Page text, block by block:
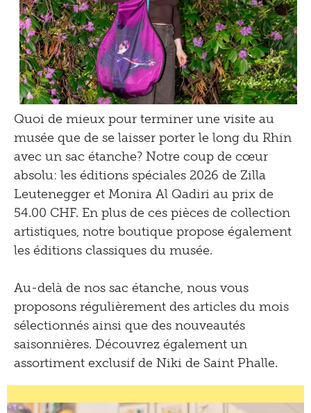
Quoi de mieux pour terminer une visite au
musée que de se laisser porter le long du Rhin
avec un sac étanche? Notre coup de cœur
absolu: les éditions spéciales 2026 de Zilla
Leutenegger et Monira Al Qadiri au prix de
54.00 CHF. En plus de ces pièces de collection
artistiques, notre boutique propose également
les éditions classiques du musée.
Au-delà de nos sac étanche, nous vous
proposons régulièrement des articles du mois
sélectionnés ainsi que des nouveautés
saisonnières. Découvrez également un
assortiment exclusif de Niki de Saint Phalle.